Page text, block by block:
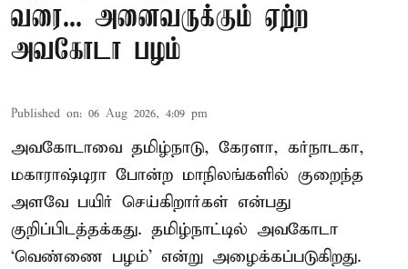
வரை... அனைவருக்கும் ஏற்ற
அவகோடா பழம்
Published on: 06 Aug 2026, 4:09 pm
அவகோடாவை தமிழ்நாடு, கேரளா, கர்நாடகா,
மகாராஷ்டிரா போன்ற மாநிலங்களில் குறைந்த
அளவே பயிர் செய்கிறார்கள் என்பது
குறிப்பிடத்தக்கது. தமிழ்நாட்டில் அவகோடா
‘வெண்ணை பழம்’ என்று அழைக்கப்படுகிறது.